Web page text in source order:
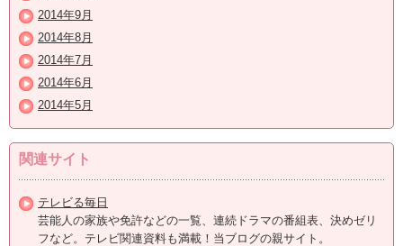
2014年9月
2014年8月
2014年7月
2014年6月
2014年5月
関連サイト
テレビる毎日
芸能人の家族や免許などの一覧、連続ドラマの番組表、決めゼリ
フなど。テレビ関連資料も満載！当ブログの親サイト。